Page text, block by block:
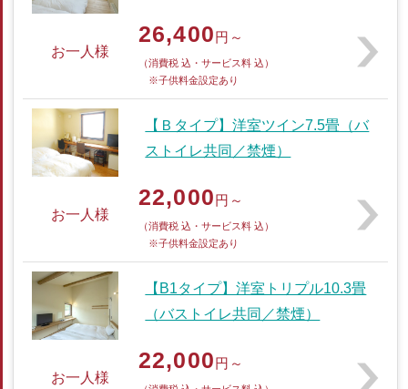
お一人様
26,400円～
（消費税 込・サービス料 込）
※子供料金設定あり
【Ｂタイプ】洋室ツイン7.5畳（バ
ストイレ共同／禁煙）
お一人様
22,000円～
（消費税 込・サービス料 込）
※子供料金設定あり
【B1タイプ】洋室トリプル10.3畳
（バストイレ共同／禁煙）
お一人様
22,000円～